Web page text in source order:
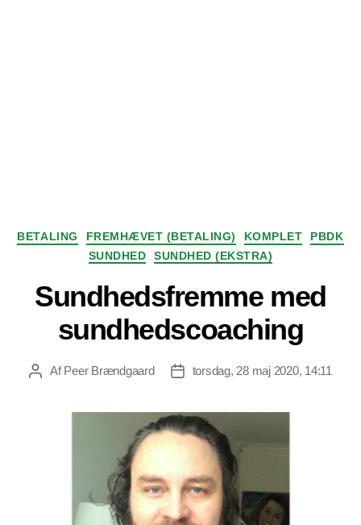
Kategorier
BETALING FREMHÆVET (BETALING) KOMPLET
PBDK
SUNDHED
SUNDHED (EKSTRA)
Sundhedsfremme med
sundhedscoaching
Indlægsforfatter
AfPeer Brændgaard Indlægsdato
torsdag, 28 maj 2020, 14:11